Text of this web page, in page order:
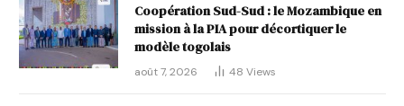
Coopération Sud-Sud : le Mozambique en
mission à la PIA pour décortiquer le
modèle togolais
août 7, 2026 48 Views